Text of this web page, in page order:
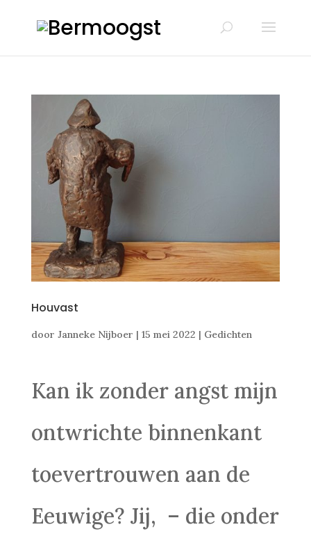
Houvast
door Janneke Nijboer | 15 mei 2022 | Gedichten
Kan ik zonder angst mijn
ontwrichte binnenkant
toevertrouwen aan de
Eeuwige? Jij, – die onder